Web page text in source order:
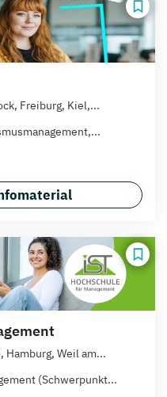
Freiburg, Kiel,...
Hamburg, Weil am...
(Schwerpunkt...